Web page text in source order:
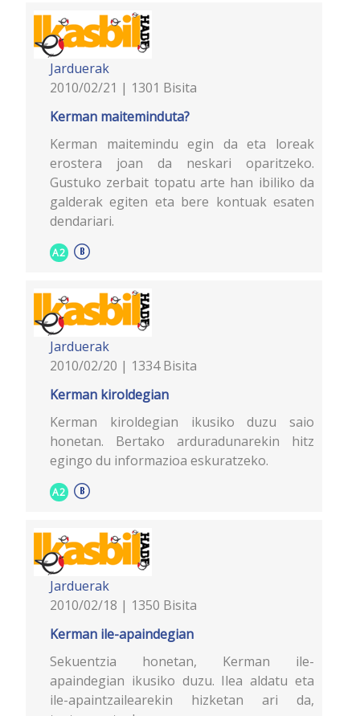
Jarduerak
2010/02/21 | 1301 Bisita
Kerman maiteminduta?
Kerman maitemindu egin da eta loreak
erostera joan da neskari oparitzeko.
Gustuko zerbait topatu arte han ibiliko da
galderak egiten eta bere kontuak esaten
dendariari.
A2
Jarduerak
2010/02/20 | 1334 Bisita
Kerman kiroldegian
Kerman kiroldegian ikusiko duzu saio
honetan. Bertako arduradunarekin hitz
egingo du informazioa eskuratzeko.
A2
Jarduerak
2010/02/18 | 1350 Bisita
Kerman ile-apaindegian
Sekuentzia honetan, Kerman ile-
apaindegian ikusiko duzu. Ilea aldatu eta
ile-apaintzailearekin hizketan ari da,